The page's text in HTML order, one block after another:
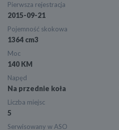
Pierwsza rejestracja
2015-09-21
Pojemność skokowa
1364 cm3
Moc
140 KM
Napęd
Na przednie koła
Liczba miejsc
5
Serwisowany w ASO